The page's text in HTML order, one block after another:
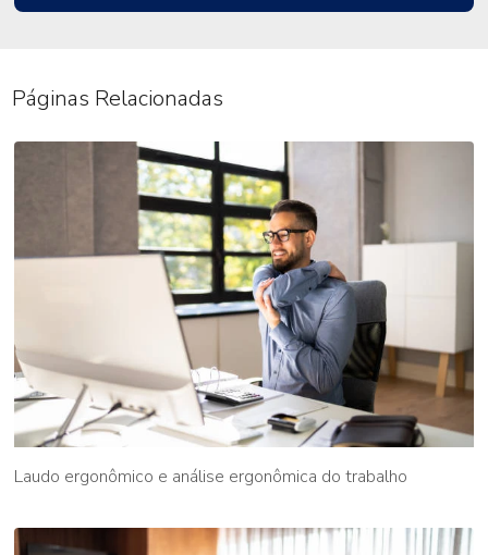
Páginas Relacionadas
Laudo ergonômico e análise ergonômica do trabalho